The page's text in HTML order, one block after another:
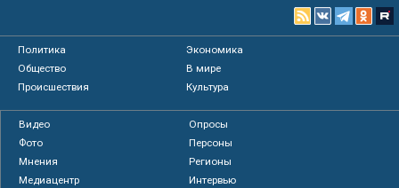
Политика
Экономика
Общество
В мире
Происшествия
Культура
Видео
Опросы
Фото
Персоны
Мнения
Регионы
Медиацентр
Интервью